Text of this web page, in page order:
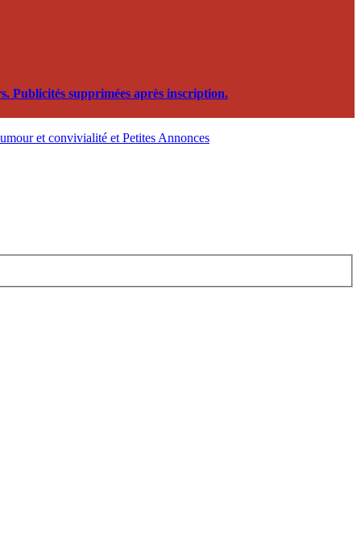
Publicités supprimées après inscription.
et convivialité et Petites Annonces